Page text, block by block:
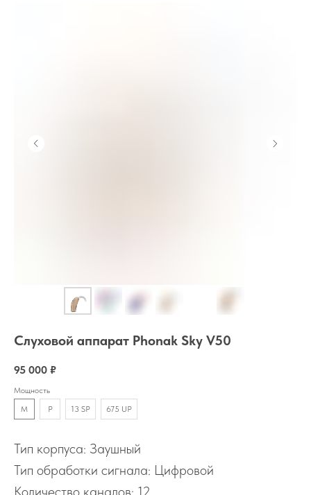
Слуховой аппарат Phonak Sky V50
95 000 ₽
Мощность
M
P 13 SP 675 UP
Тип корпуса: Заушный
Тип обработки сигнала: Цифровой
Количество каналов: 12